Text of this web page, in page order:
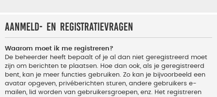
Aanmeld- en registratievragen
Waarom moet ik me registreren?
De beheerder heeft bepaalt of je al dan niet geregistreerd moet
zijn om berichten te plaatsen. Hoe dan ook, als je geregistreerd
bent, kan je meer functies gebruiken. Zo kan je bijvoorbeeld een
avatar opgeven, privéberichten sturen, andere gebruikers e-
mailen, lid worden van gebruikersgroepen, enz. Het registreren